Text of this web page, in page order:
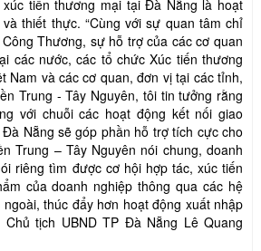
tiến thương mại tại Đà Nẵng là hoạt
thiết thực. “Cùng với sự quan tâm chỉ
Thương, sự hỗ trợ của các cơ quan
các nước, các tổ chức Xúc tiến thương
Nam và các cơ quan, đơn vị tại các tỉnh,
Trung - Tây Nguyên, tôi tin tưởng rằng
với chuỗi các hoạt động kết nối giao
Nẵng sẽ góp phần hỗ trợ tích cực cho
Trung – Tây Nguyên nói chung, doanh
riêng tìm được cơ hội hợp tác, xúc tiến
của doanh nghiệp thông qua các hệ
thúc đẩy hơn hoạt động xuất nhập
Chủ tịch UBND TP Đà Nẵng Lê Quang